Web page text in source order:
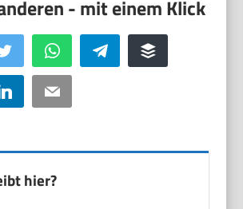
Twitter WhatsApp Telegram Buffer
LinkedIn Email
hier?